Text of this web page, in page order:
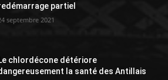
partiel
septembre 2021
chlordécone détériore
la santé des Antillais